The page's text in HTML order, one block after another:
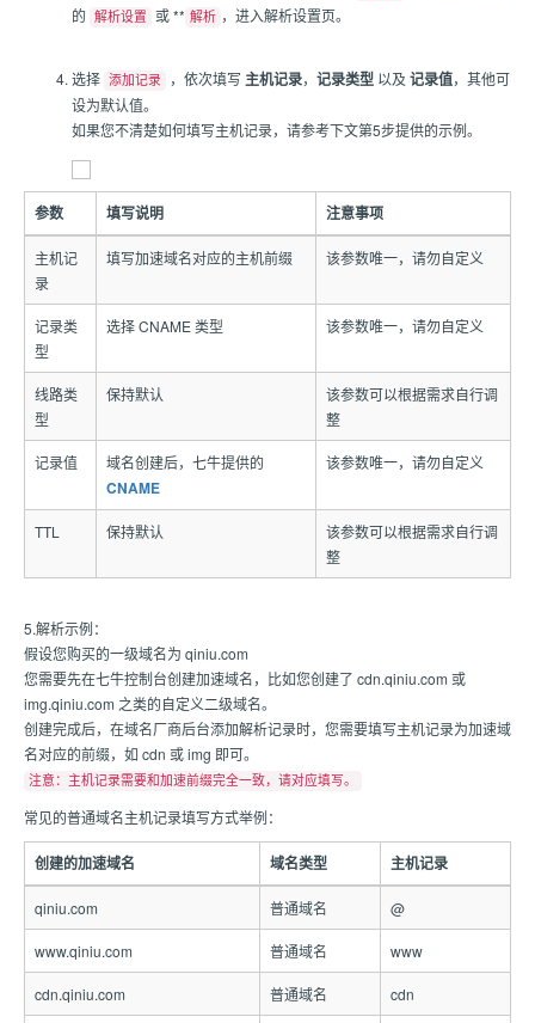
的
解析设置 或 ** 解析 ，进入解析设置页。
选择 添加记录 ，依次填写 主机记录， 记录类型 以及 记录值，其他可
设为默认值。
如果您不清楚如何填写主机记录，请参考下文第5步提供的示例。
参数 填写说明 注意事项
主机记
录
填写加速域名对应的主机前缀 该参数唯一，请勿自定义
记录类
型
选择 CNAME 类型 该参数唯一，请勿自定义
线路类
型
保持默认
该参数可以根据需求自行调
整
记录值 域名创建后，七牛提供的
CNAME
该参数唯一，请勿自定义
TTL 保持默认
该参数可以根据需求自行调
整
5.解析示例：
假设您购买的一级域名为 qiniu.com
您需要先在七牛控制台创建加速域名，比如您创建了 cdn.qiniu.com 或
img.qiniu.com 之类的自定义二级域名。
创建完成后，在域名厂商后台添加解析记录时，您需要填写主机记录为加速域
名对应的前缀，如 cdn 或 img 即可。
注意：主机记录需要和加速前缀完全一致，请对应填写。
常见的普通域名主机记录填写方式举例：
创建的加速域名 域名类型 主机记录
qiniu.com 普通域名 @
www.qiniu.com 普通域名 www
cdn.qiniu.com 普通域名 cdn